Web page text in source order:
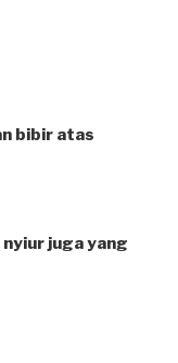
bibir atas
juga yang